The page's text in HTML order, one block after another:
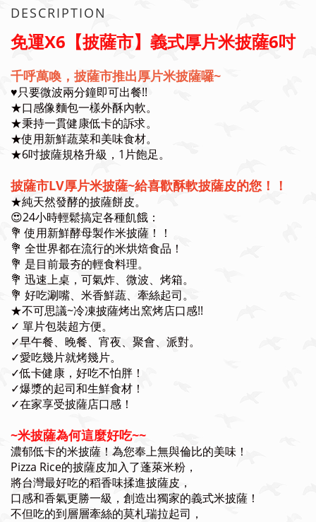
DESCRIPTION
免運X6【披薩市】義式厚片米披薩6吋
千呼萬喚，披薩市推出厚片米披薩囉~
♥️只要微波兩分鐘即可出餐!!
★口感像麵包一樣外酥內軟。
★秉持一貫健康低卡的訴求。
★使用新鮮蔬菜和美味食材。
★6吋披薩規格升級，1片飽足。
披薩市LV厚片米披薩~給喜歡酥軟披薩皮的您！！
★純天然發酵的披薩餅皮。
😍24小時輕鬆搞定各種飢餓：
💐 使用新鮮酵母製作米披薩！！
💐 全世界都在流行的米烘焙食品！
💐 是目前最夯的輕食料理。
💐 迅速上桌，可氣炸、微波、烤箱。
💐 好吃涮嘴、米香鮮蔬、牽絲起司。
★不可思議~冷凍披薩烤出窯烤店口感!!
✓ 單片包裝超方便。
✓早午餐、晚餐、宵夜、聚會、派對。
✓愛吃幾片就烤幾片。
✓低卡健康，好吃不怕胖！
✓爆漿的起司和生鮮食材！
✓在家享受披薩店口感！
~米披薩為何這麼好吃~~
濃郁低卡的米披薩！為您奉上無與倫比的美味！
Pizza Rice的披薩皮加入了蓬萊米粉，
將台灣最好吃的稻香味揉進披薩皮，
口感和香氣更勝一級，創造出獨家的義式米披薩！
不但吃的到層層牽絲的莫札瑞拉起司，